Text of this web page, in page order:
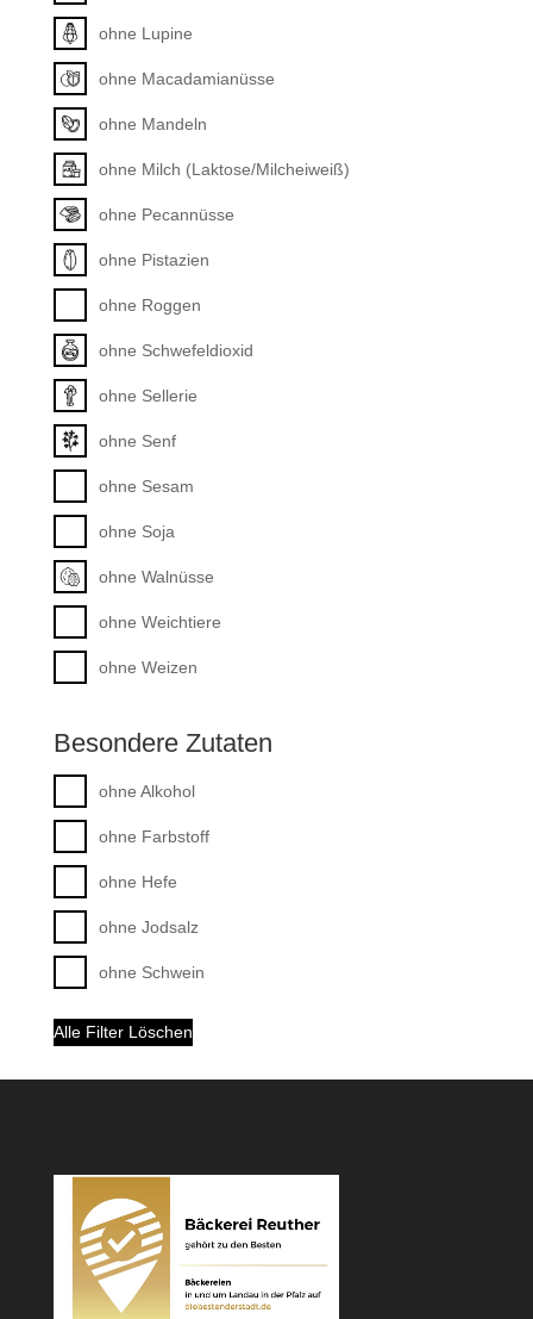
ohne Lupine
ohne Macadamianüsse
ohne Mandeln
ohne Milch (Laktose/Milcheiweiß)
ohne Pecannüsse
ohne Pistazien
ohne Roggen
ohne Schwefeldioxid
ohne Sellerie
ohne Senf
ohne Sesam
ohne Soja
ohne Walnüsse
ohne Weichtiere
ohne Weizen
Besondere Zutaten
ohne Alkohol
ohne Farbstoff
ohne Hefe
ohne Jodsalz
ohne Schwein
Alle Filter Löschen